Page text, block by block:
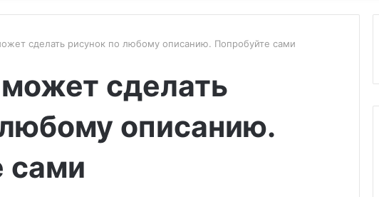
сделать рисунок по любому описанию. Попробуйте сами
сделать
описанию.
сами